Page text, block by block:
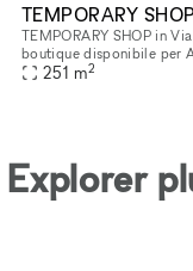
TEMPORARY SHOP in
boutique disponibile per AFFITTI
Via Solferino 32, questa
251 m2
Explorer